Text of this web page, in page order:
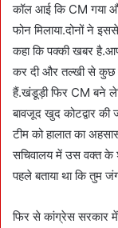
कॉल आई कि CM गया
फोन मिलाया.दोनों ने
कहा कि पक्की खबर
कर दी और तल्खी से कुछ
हैं.खंडूड़ी फिर CM बने
बावजूद खुद कोटद्वार
टीम को हालात का
सचिवालय में उस वक्त के
पहले बताया था कि तुम
फिर से कांग्रेस सरकार में